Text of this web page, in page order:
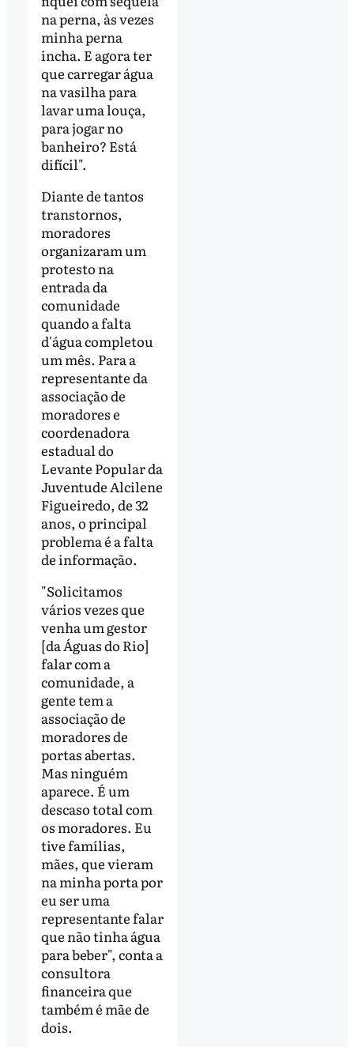
na perna, às vezes
minha perna
incha. E agora ter
que carregar água
na vasilha para
lavar uma louça,
para jogar no
banheiro? Está
difícil".
Diante de tantos
transtornos,
moradores
organizaram um
protesto na
entrada da
comunidade
quando a falta
d'água completou
um mês. Para a
representante da
associação de
moradores e
coordenadora
estadual do
Levante Popular da
Juventude Alcilene
Figueiredo, de 32
anos, o principal
problema é a falta
de informação.
"Solicitamos
vários vezes que
venha um gestor
[da Águas do Rio]
falar com a
comunidade, a
gente tem a
associação de
moradores de
portas abertas.
Mas ninguém
aparece. É um
descaso total com
os moradores. Eu
tive famílias,
mães, que vieram
na minha porta por
eu ser uma
representante falar
que não tinha água
para beber", conta a
consultora
financeira que
também é mãe de
dois.